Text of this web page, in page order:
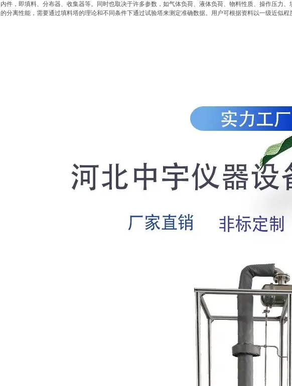
内件，即填料、分布器、收集器等。同时也取决于许多参数，如气体负荷、液体负荷、物料性质、操作压力
的分离性能，需要通过填料塔的理论和不同条件下通过试验塔来测定准确数据。用户可根据资料以一级近似程